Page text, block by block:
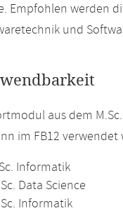
Empfohlen werden
und
aus dem
im FB12
Informatik
Data Science
Informatik